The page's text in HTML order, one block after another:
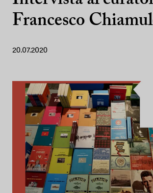
Francesco
20.07.2020